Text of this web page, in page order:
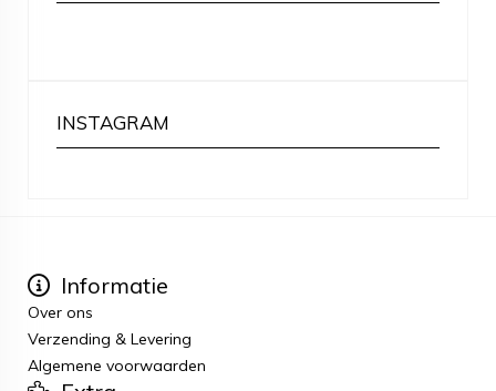
INSTAGRAM
Informatie
Over ons
Verzending & Levering
Algemene voorwaarden